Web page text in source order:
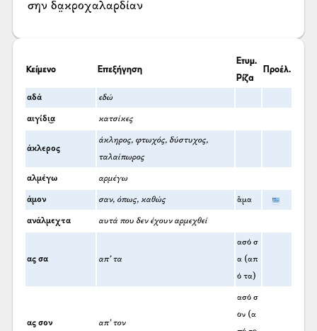
σην δα̤κροχαλαρδίαν
Κείμενο Επεξήγηση
Ετυμ.
Ρίζα
Προέλ.
αδά εδώ
αιγίδι͜α κατσίκες
άκλερος
άκληρος, φτωχός, δύστυχος,
ταλαίπωρος
αλμέγω αρμέγω
άμον σαν, όπως, καθώς ἅμα
ανάλμεχτα αυτά που δεν έχουν αρμεχθεί
ας σα απ’ τα
ασό σ
α (απ
ό τα)
ας σον απ’ τον
ασό σ
ον (α